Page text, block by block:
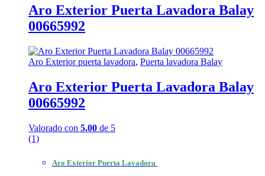
Aro Exterior Puerta Lavadora Balay
00665992
Aro Exterior puerta lavadora, Puerta lavadora Balay
Aro Exterior Puerta Lavadora Balay
00665992
Valorado con 5.00 de 5
(1)
Aro Exterior Puerta Lavadora